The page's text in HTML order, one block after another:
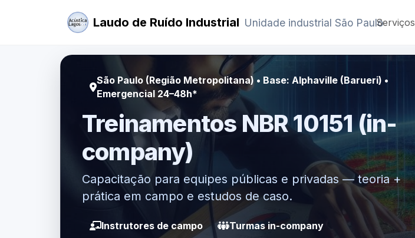
Laudo de Ruído Industrial Unidade industrial São PauloServiços
São Paulo (Região Metropolitana) • Base: Alphaville (Barueri) •
Emergencial 24–48h*
Treinamentos NBR 10151 (in-
company)
Capacitação para equipes públicas e privadas — teoria +
prática em campo e estudos de caso.
Instrutores de campo
Turmas in-company